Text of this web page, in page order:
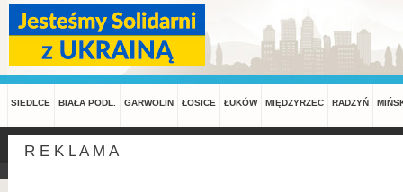
SIEDLCE BIAŁA PODL. GARWOLIN ŁOSICE ŁUKÓW MIĘDZYRZEC RADZYŃ
R E K L A M A